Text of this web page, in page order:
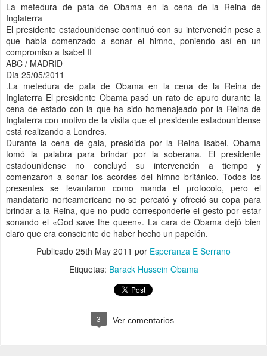
La metedura de pata de Obama en la cena de la Reina de
Inglaterra
El presidente estadounidense continuó con su intervención pese a
que había comenzado a sonar el himno, poniendo así en un
compromiso a Isabel II
ABC / MADRID
Día 25/05/2011
.La metedura de pata de Obama en la cena de la Reina de
Inglaterra El presidente Obama pasó un rato de apuro durante la
cena de estado con la que ha sido homenajeado por la Reina de
Inglaterra con motivo de la visita que el presidente estadounidense
está realizando a Londres.
Durante la cena de gala, presidida por la Reina Isabel, Obama
tomó la palabra para brindar por la soberana. El presidente
estadounidense no concluyó su intervención a tiempo y
comenzaron a sonar los acordes del himno británico. Todos los
presentes se levantaron como manda el protocolo, pero el
mandatario norteamericano no se percató y ofreció su copa para
brindar a la Reina, que no pudo corresponderle el gesto por estar
sonando el «God save the queen». La cara de Obama dejó bien
claro que era consciente de haber hecho un papelón.
Publicado 25th May 2011 por Esperanza E Serrano
Etiquetas: Barack Hussein Obama
3 Ver comentarios